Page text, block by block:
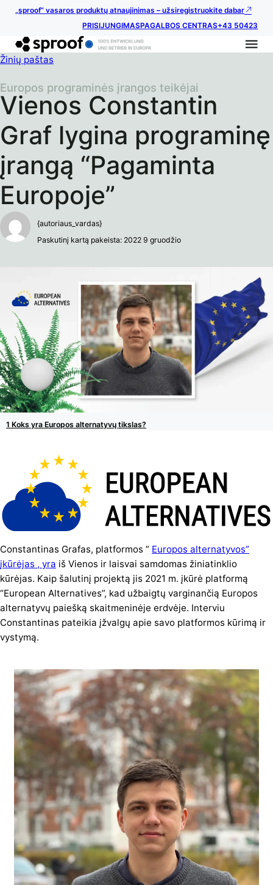
„sproof“ vasaros produktų atnaujinimas – užsiregistruokite dabar
PRISIJUNGIMASPAGALBOS CENTRAS+43 50423
Žinių paštas
Vienos Constantin
Graf lygina programinę
įrangą “Pagaminta
Europoje”
Europos programinės įrangos teikėjai
{autoriaus_vardas}
Paskutinį kartą pakeista: 2022 9 gruodžio
Koks yra Europos alternatyvų tikslas?
Constantinas Grafas, platformos ” Europos alternatyvos”
įkūrėjas , yra iš Vienos ir laisvai samdomas žiniatinklio
kūrėjas. Kaip šalutinį projektą jis 2021 m. įkūrė platformą
“European Alternatives”, kad užbaigtų varginančią Europos
alternatyvų paiešką skaitmeninėje erdvėje. Interviu
Constantinas pateikia įžvalgų apie savo platformos kūrimą ir
vystymą.